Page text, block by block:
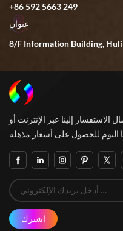
+86 592 5663 249
عنوان
8/F Information Building,
يرجى إرسال الاستفسار إلينا عبر الإنترنت أو
اشترك